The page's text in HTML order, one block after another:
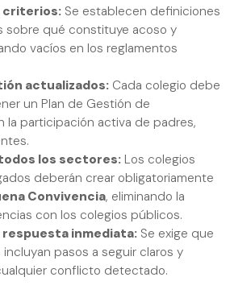
criterios: Se establecen definiciones
sobre qué constituye acoso y
vacíos en los reglamentos
actualizados: Cada colegio debe
un Plan de Gestión de
la participación activa de padres,
los sectores: Los colegios
deberán crear obligatoriamente
Convivencia, eliminando la
con los colegios públicos.
inmediata: Se exige que
pasos a seguir claros y
conflicto detectado.